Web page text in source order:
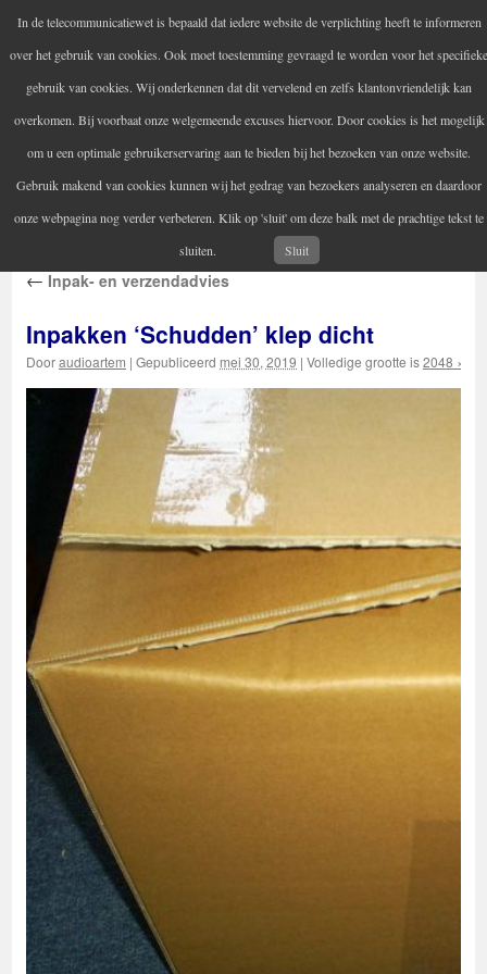
Audio Artem
Uw versterker-audio reparateur
Spring
Home Audio reparatie
Vintage audioapparatuur
← Inpak- en verzendadvies
Inpakken ‘Schudden’ klep dicht
Dooraudioartem | Gepubliceerd mei 30, 2019 | Volledige grootte is2048 ×
In de telecommunicatiewet is bepaald dat iedere website de verplichting heeft te informeren
over het gebruik van cookies. Ook moet toestemming gevraagd te worden voor het specifieke
gebruik van cookies. Wij onderkennen dat dit vervelend en zelfs klantonvriendelijk kan
overkomen. Bij voorbaat onze welgemeende excuses hiervoor. Door cookies is het mogelijk
om u een optimale gebruikerservaring aan te bieden bij het bezoeken van onze website.
Gebruik makend van cookies kunnen wij het gedrag van bezoekers analyseren en daardoor
onze webpagina nog verder verbeteren. Klik op 'sluit' om deze balk met de prachtige tekst te
sluiten.
Sluit